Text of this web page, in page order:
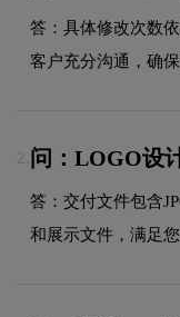
答：具体修改次数
客户充分沟通，确
2. 问：LOGO设
答：交付文件包含
和展示文件，满足